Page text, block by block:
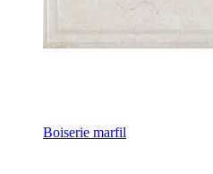
Boiserie marfil